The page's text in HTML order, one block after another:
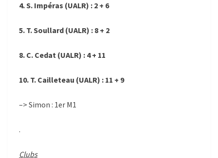
4. S. Impéras (UALR) : 2 + 6
5. T. Soullard (UALR) : 8 + 2
8. C. Cedat (UALR) : 4 + 11
10. T. Cailleteau (UALR) : 11 + 9
–> Simon : 1er M1
.
Clubs